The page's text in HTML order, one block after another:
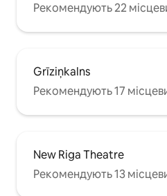
Рекомендують 22
Grīziņkalns
Рекомендують 17
New Riga Theatre
Рекомендують 13